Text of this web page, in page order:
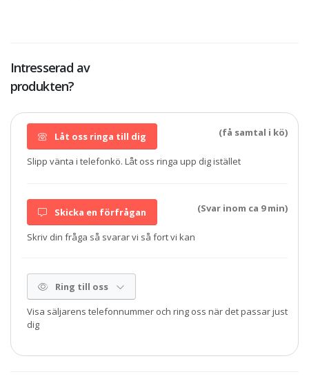
Intresserad av
produkten?
Låt oss ringa till dig (få samtal i kö)
Slipp vänta i telefonkö. Låt oss ringa upp dig istället
Skicka en förfrågan (Svar inom ca 9 min)
Skriv din fråga så svarar vi så fort vi kan
Ring till oss
Visa säljarens telefonnummer och ring oss när det passar just
dig